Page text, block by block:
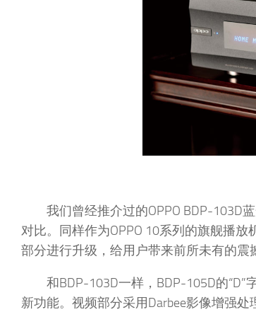
我们曾经推介过的OPPO BDP-103D
对比。同样作为OPPO 10系列的旗舰播
部分进行升级，给用户带来前所未有的震
和BDP-103D一样，BDP-105D的“D”
新功能。视频部分采用Darbee影像增强处